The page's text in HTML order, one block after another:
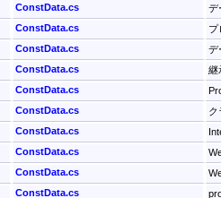
ConstData.cs
デ
ConstData.cs
プ
ConstData.cs
デ
ConstData.cs
継
ConstData.cs
ConstData.cs
ク
ConstData.cs
ConstData.cs
ConstData.cs
ConstData.cs